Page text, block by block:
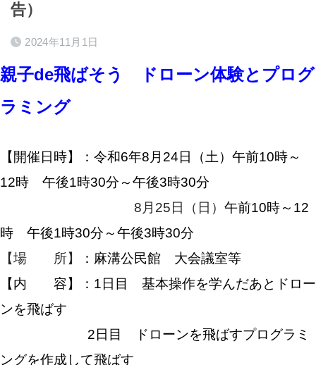
告）
2024年11月1日
親子de飛ばそう ドローン体験とプログ
ラミング
【開催日時】：令和6年8月24日
（土）午前10時～
12時 午後1時30分～午後3時30分
8月25日（日） 午前10時～12
時 午後1時30分～午後3時30分
【場 所】
：麻溝公民館 大会議室等
【内 容】：1日目 基本操作を学んだあとドロー
ンを飛ばす
2日目 ドローンを飛ばすプログラミ
ングを作成して飛ばす